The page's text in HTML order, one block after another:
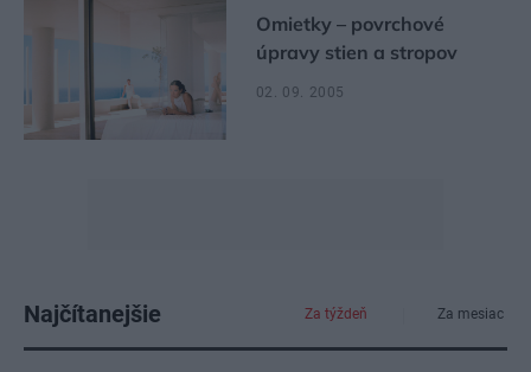
Omietky – povrchové
úpravy stien a stropov
02. 09. 2005
Najčítanejšie Za týždeň Za mesiac